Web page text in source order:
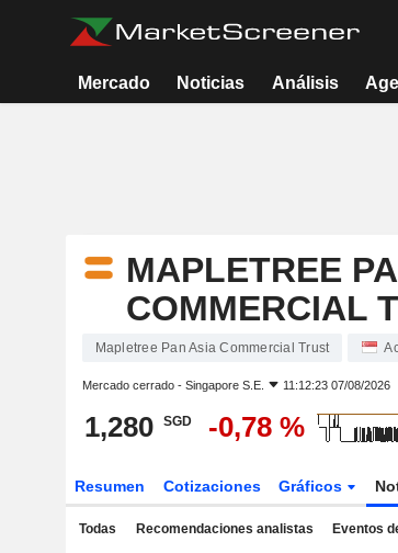
Mercado Noticias Análisis
MAPLETREE
COMMERCIAL
Mapletree Pan Asia Commercial Trust
Mercado cerrado - Singapore S.E. 11:12:23 07/08/2026
1,280 SGD -0,78 %
Resumen Cotizaciones Gráficos
Todas Recomendaciones analistas Eventos